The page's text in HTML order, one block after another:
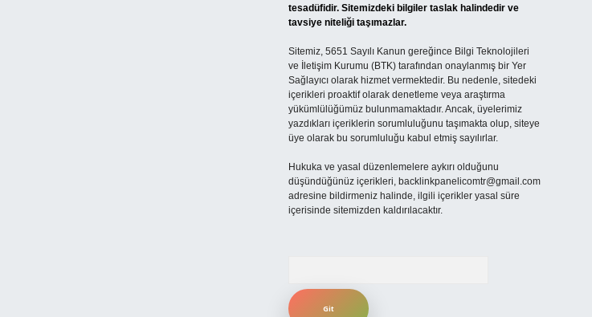
tesadüfidir. Sitemizdeki bilgiler taslak halindedir ve
tavsiye niteliği taşımazlar.
Sitemiz, 5651 Sayılı Kanun gereğince Bilgi Teknolojileri
ve İletişim Kurumu (BTK) tarafından onaylanmış bir Yer
Sağlayıcı olarak hizmet vermektedir. Bu nedenle, sitedeki
içerikleri proaktif olarak denetleme veya araştırma
yükümlülüğümüz bulunmamaktadır. Ancak, üyelerimiz
yazdıkları içeriklerin sorumluluğunu taşımakta olup, siteye
üye olarak bu sorumluluğu kabul etmiş sayılırlar.
Hukuka ve yasal düzenlemelere aykırı olduğunu
düşündüğünüz içerikleri, backlinkpanelicomtr@gmail.com
adresine bildirmeniz halinde, ilgili içerikler yasal süre
içerisinde sitemizden kaldırılacaktır.